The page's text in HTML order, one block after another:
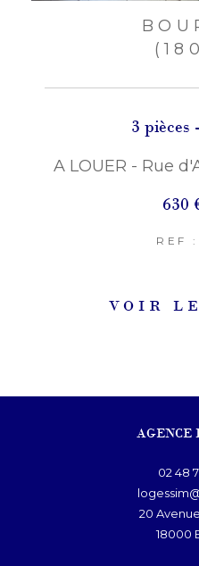
3 pièces
A LOUER - Rue
630
REF
VOIR
AGENCE
02 48
20
18000